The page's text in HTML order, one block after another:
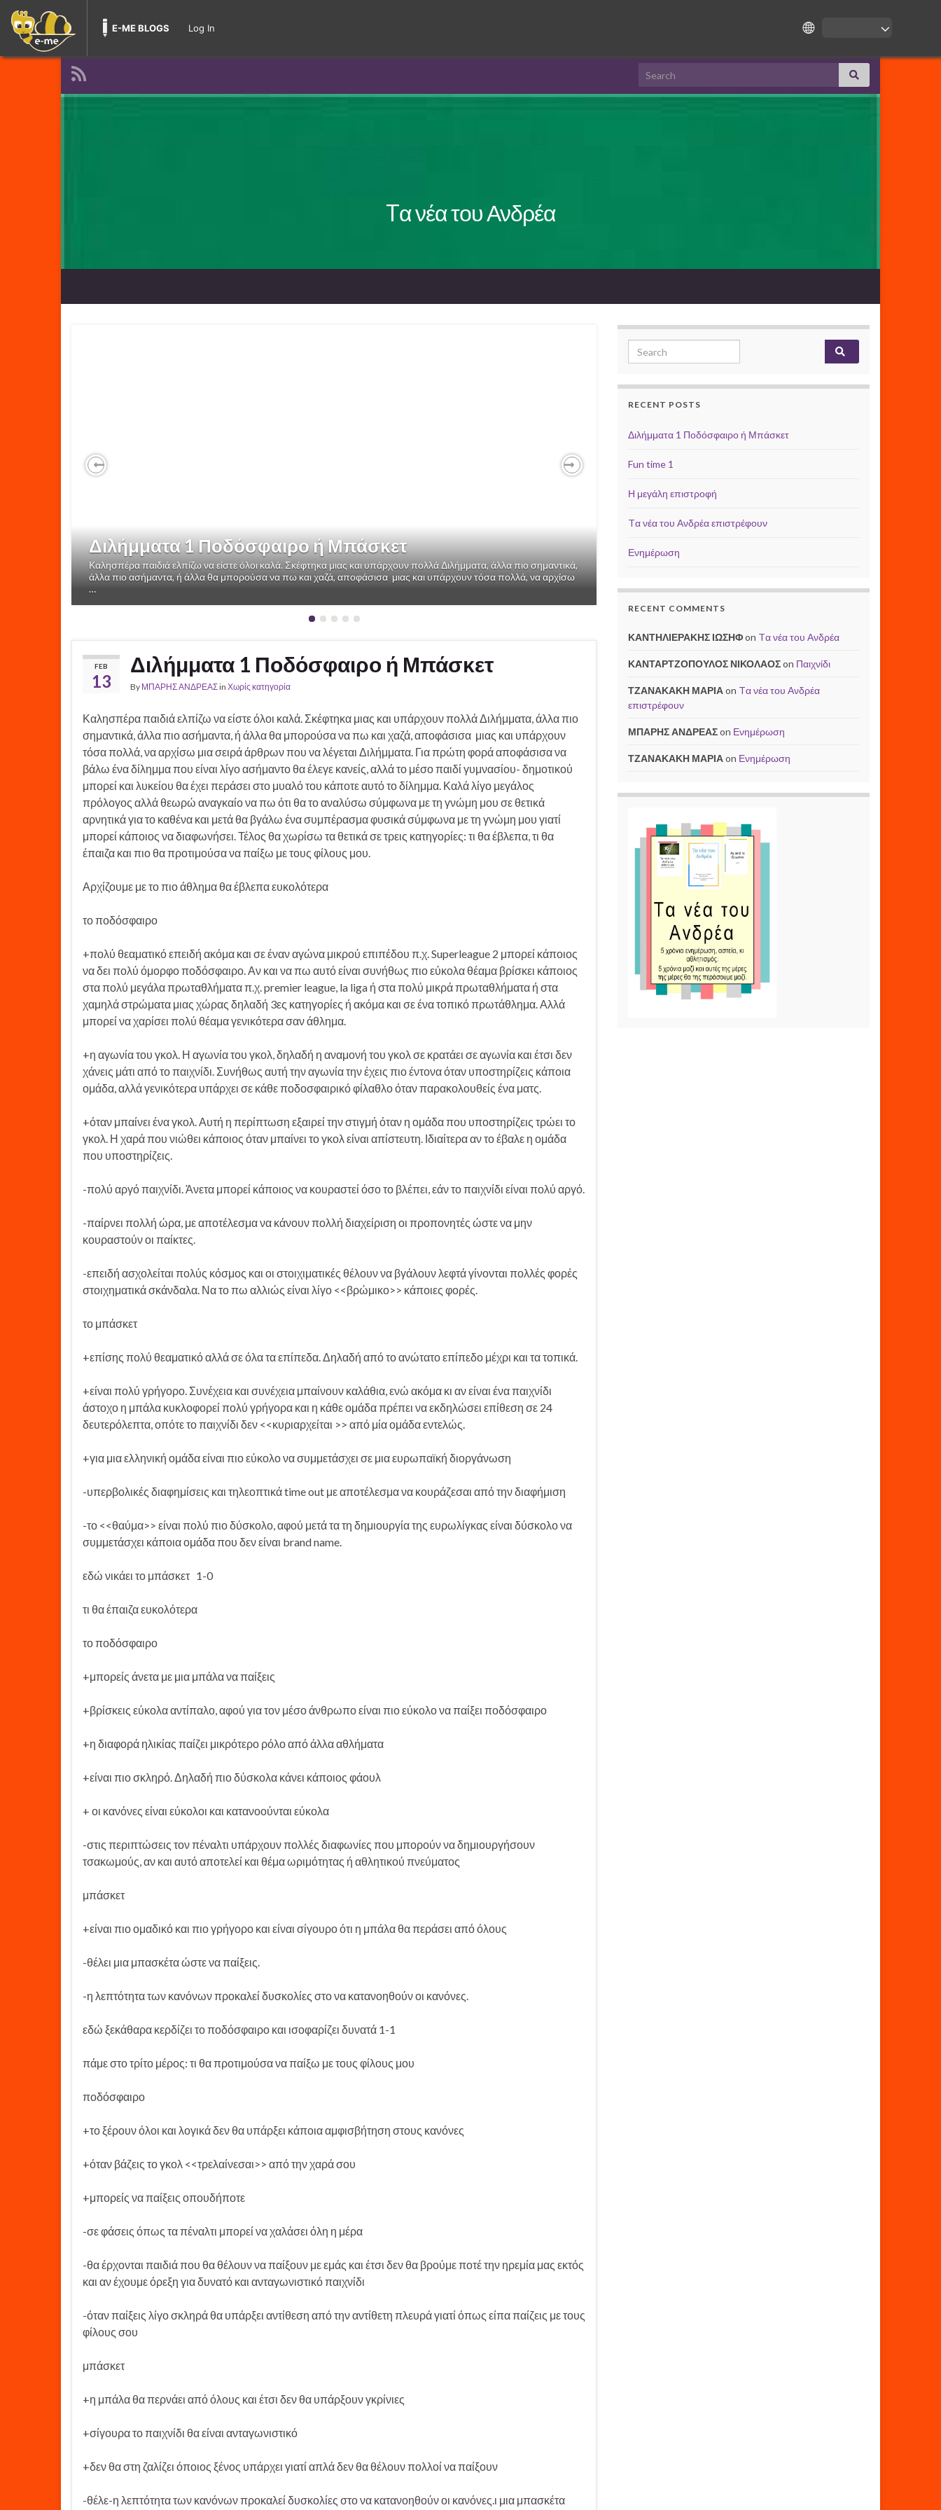
E-ME BLOGS Log In
Search for:
Tα νέα του Ανδρέα
Διλήμματα 1 Ποδόσφαιρο ή Μπάσκετ
Καλησπέρα παιδιά ελπίζω να είστε όλοι καλά. Σκέφτηκα μιας και υπάρχουν πολλά Διλήμματα, άλλα πιο σημαντικά,
άλλα πιο ασήμαντα, ή άλλα θα μπορούσα να πω και χαζά, αποφάσισα μιας και υπάρχουν τόσα πολλά, να αρχίσω
…
FEB
13
Διλήμματα 1 Ποδόσφαιρο ή Μπάσκετ
By ΜΠΑΡΗΣ ΑΝΔΡΕΑΣin Χωρίς κατηγορία
Καλησπέρα παιδιά ελπίζω να είστε όλοι καλά. Σκέφτηκα μιας και υπάρχουν πολλά Διλήμματα, άλλα πιο
σημαντικά, άλλα πιο ασήμαντα, ή άλλα θα μπορούσα να πω και χαζά, αποφάσισα μιας και υπάρχουν
τόσα πολλά, να αρχίσω μια σειρά άρθρων που να λέγεται Διλήμματα. Για πρώτη φορά αποφάσισα να
βάλω ένα δίλημμα που είναι λίγο ασήμαντο θα έλεγε κανείς, αλλά το μέσο παιδί γυμνασίου- δημοτικού
μπορεί και λυκείου θα έχει περάσει στο μυαλό του κάποτε αυτό το δίλημμα. Καλά λίγο μεγάλος
πρόλογος αλλά θεωρώ αναγκαίο να πω ότι θα το αναλύσω σύμφωνα με τη γνώμη μου σε θετικά
αρνητικά για το καθένα και μετά θα βγάλω ένα συμπέρασμα φυσικά σύμφωνα με τη γνώμη μου γιατί
μπορεί κάποιος να διαφωνήσει. Τέλος θα χωρίσω τα θετικά σε τρεις κατηγορίες: τι θα έβλεπα, τι θα
έπαιζα και πιο θα προτιμούσα να παίξω με τους φίλους μου.
Αρχίζουμε με το πιο άθλημα θα έβλεπα ευκολότερα
το ποδόσφαιρο
+πολύ θεαματικό επειδή ακόμα και σε έναν αγώνα μικρού επιπέδου π.χ. Superleague 2 μπορεί κάποιος
να δει πολύ όμορφο ποδόσφαιρο. Αν και να πω αυτό είναι συνήθως πιο εύκολα θέαμα βρίσκει κάποιος
στα πολύ μεγάλα πρωταθλήματα π.χ. premier league, la liga ή στα πολύ μικρά πρωταθλήματα ή στα
χαμηλά στρώματα μιας χώρας δηλαδή 3ες κατηγορίες ή ακόμα και σε ένα τοπικό πρωτάθλημα. Αλλά
μπορεί να χαρίσει πολύ θέαμα γενικότερα σαν άθλημα.
+η αγωνία του γκολ. Η αγωνία του γκολ, δηλαδή η αναμονή του γκολ σε κρατάει σε αγωνία και έτσι δεν
χάνεις μάτι από το παιχνίδι. Συνήθως αυτή την αγωνία την έχεις πιο έντονα όταν υποστηρίζεις κάποια
ομάδα, αλλά γενικότερα υπάρχει σε κάθε ποδοσφαιρικό φίλαθλο όταν παρακολουθείς ένα ματς.
+όταν μπαίνει ένα γκολ. Αυτή η περίπτωση εξαιρεί την στιγμή όταν η ομάδα που υποστηρίζεις τρώει το
γκολ. Η χαρά που νιώθει κάποιος όταν μπαίνει το γκολ είναι απίστευτη. Ιδιαίτερα αν το έβαλε η ομάδα
που υποστηρίζεις.
-πολύ αργό παιχνίδι. Άνετα μπορεί κάποιος να κουραστεί όσο το βλέπει, εάν το παιχνίδι είναι πολύ αργό.
-παίρνει πολλή ώρα, με αποτέλεσμα να κάνουν πολλή διαχείριση οι προπονητές ώστε να μην
κουραστούν οι παίκτες.
-επειδή ασχολείται πολύς κόσμος και οι στοιχιματικές θέλουν να βγάλουν λεφτά γίνονται πολλές φορές
στοιχηματικά σκάνδαλα. Να το πω αλλιώς είναι λίγο <<βρώμικο>> κάποιες φορές.
το μπάσκετ
+επίσης πολύ θεαματικό αλλά σε όλα τα επίπεδα. Δηλαδή από το ανώτατο επίπεδο μέχρι και τα τοπικά.
+είναι πολύ γρήγορο. Συνέχεια και συνέχεια μπαίνουν καλάθια, ενώ ακόμα κι αν είναι ένα παιχνίδι
άστοχο η μπάλα κυκλοφορεί πολύ γρήγορα και η κάθε ομάδα πρέπει να εκδηλώσει επίθεση σε 24
δευτερόλεπτα, οπότε το παιχνίδι δεν <<κυριαρχείται >> από μία ομάδα εντελώς.
+για μια ελληνική ομάδα είναι πιο εύκολο να συμμετάσχει σε μια ευρωπαϊκή διοργάνωση
-υπερβολικές διαφημίσεις και τηλεοπτικά time out με αποτέλεσμα να κουράζεσαι από την διαφήμιση
-το <<θαύμα>> είναι πολύ πιο δύσκολο, αφού μετά τα τη δημιουργία της ευρωλίγκας είναι δύσκολο να
συμμετάσχει κάποια ομάδα που δεν είναι brand name.
εδώ νικάει το μπάσκετ 1-0
τι θα έπαιζα ευκολότερα
το ποδόσφαιρο
+μπορείς άνετα με μια μπάλα να παίξεις
+βρίσκεις εύκολα αντίπαλο, αφού για τον μέσο άνθρωπο είναι πιο εύκολο να παίξει ποδόσφαιρο
+η διαφορά ηλικίας παίζει μικρότερο ρόλο από άλλα αθλήματα
+είναι πιο σκληρό. Δηλαδή πιο δύσκολα κάνει κάποιος φάουλ
+ οι κανόνες είναι εύκολοι και κατανοούνται εύκολα
-στις περιπτώσεις τον πέναλτι υπάρχουν πολλές διαφωνίες που μπορούν να δημιουργήσουν
τσακωμούς, αν και αυτό αποτελεί και θέμα ωριμότητας ή αθλητικού πνεύματος
μπάσκετ
+είναι πιο ομαδικό και πιο γρήγορο και είναι σίγουρο ότι η μπάλα θα περάσει από όλους
-θέλει μια μπασκέτα ώστε να παίξεις.
-η λεπτότητα των κανόνων προκαλεί δυσκολίες στο να κατανοηθούν οι κανόνες.
εδώ ξεκάθαρα κερδίζει το ποδόσφαιρο και ισοφαρίζει δυνατά 1-1
πάμε στο τρίτο μέρος: τι θα προτιμούσα να παίξω με τους φίλους μου
ποδόσφαιρο
+το ξέρουν όλοι και λογικά δεν θα υπάρξει κάποια αμφισβήτηση στους κανόνες
+όταν βάζεις το γκολ <<τρελαίνεσαι>> από την χαρά σου
+μπορείς να παίξεις οπουδήποτε
-σε φάσεις όπως τα πέναλτι μπορεί να χαλάσει όλη η μέρα
-θα έρχονται παιδιά που θα θέλουν να παίξουν με εμάς και έτσι δεν θα βρούμε ποτέ την ηρεμία μας εκτός
και αν έχουμε όρεξη για δυνατό και ανταγωνιστικό παιχνίδι
-όταν παίξεις λίγο σκληρά θα υπάρξει αντίθεση από την αντίθετη πλευρά γιατί όπως είπα παίζεις με τους
φίλους σου
μπάσκετ
+η μπάλα θα περνάει από όλους και έτσι δεν θα υπάρξουν γκρίνιες
+σίγουρα το παιχνίδι θα είναι ανταγωνιστικό
+δεν θα στη ζαλίζει όποιος ξένος υπάρχει γιατί απλά δεν θα θέλουν πολλοί να παίξουν
-θέλε-η λεπτότητα των κανόνων προκαλεί δυσκολίες στο να κατανοηθούν οι κανόνες.ι μια μπασκέτα
Search for:
RECENT POSTS
Διλήμματα 1 Ποδόσφαιρο ή Μπάσκετ
Fun time 1
Η μεγάλη επιστροφή
Tα νέα του Ανδρέα επιστρέφουν
Ενημέρωση
RECENT COMMENTS
ΚΑΝΤΗΛΙΕΡΑΚΗΣ ΙΩΣΗΦon Tα νέα του Ανδρέα
ΚΑΝΤΑΡΤΖΟΠΟΥΛΟΣ ΝΙΚΟΛΑΟΣon Παιχνίδι
ΤΖΑΝΑΚΑΚΗ ΜΑΡΙΑon Tα νέα του Ανδρέα
επιστρέφουν
ΜΠΑΡΗΣ ΑΝΔΡΕΑΣon Ενημέρωση
ΤΖΑΝΑΚΑΚΗ ΜΑΡΙΑon Ενημέρωση